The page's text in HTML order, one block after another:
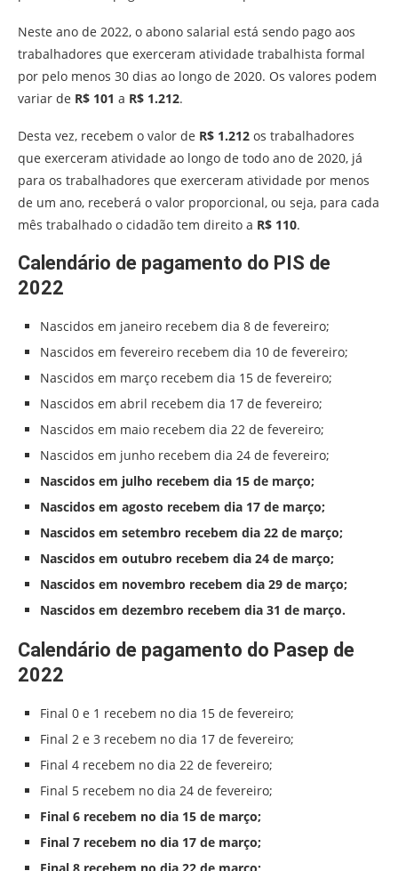
Neste ano de 2022, o abono salarial está sendo pago aos
trabalhadores que exerceram atividade trabalhista formal
por pelo menos 30 dias ao longo de 2020. Os valores podem
variar de R$ 101 a R$ 1.212.
Desta vez, recebem o valor de R$ 1.212 os trabalhadores
que exerceram atividade ao longo de todo ano de 2020, já
para os trabalhadores que exerceram atividade por menos
de um ano, receberá o valor proporcional, ou seja, para cada
mês trabalhado o cidadão tem direito a R$ 110.
Calendário de pagamento do PIS de
2022
Nascidos em janeiro recebem dia 8 de fevereiro;
Nascidos em fevereiro recebem dia 10 de fevereiro;
Nascidos em março recebem dia 15 de fevereiro;
Nascidos em abril recebem dia 17 de fevereiro;
Nascidos em maio recebem dia 22 de fevereiro;
Nascidos em junho recebem dia 24 de fevereiro;
Nascidos em julho recebem dia 15 de março;
Nascidos em agosto recebem dia 17 de março;
Nascidos em setembro recebem dia 22 de março;
Nascidos em outubro recebem dia 24 de março;
Nascidos em novembro recebem dia 29 de março;
Nascidos em dezembro recebem dia 31 de março.
Calendário de pagamento do Pasep de
2022
Final 0 e 1 recebem no dia 15 de fevereiro;
Final 2 e 3 recebem no dia 17 de fevereiro;
Final 4 recebem no dia 22 de fevereiro;
Final 5 recebem no dia 24 de fevereiro;
Final 6 recebem no dia 15 de março;
Final 7 recebem no dia 17 de março;